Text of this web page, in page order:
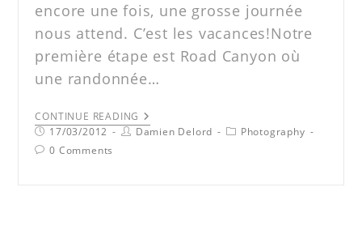
encore une fois, une grosse journée
nous attend. C’est les vacances!Notre
première étape est Road Canyon où
une randonnée…
CONTINUE READING
17/03/2012
Damien Delord
Photography
0 Comments